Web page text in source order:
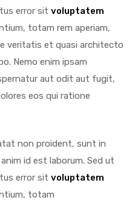
error sit voluptatem
totam rem aperiam,
veritatis et quasi architecto
Nemo enim ipsam
aut odit aut fugit,
eos qui ratione
non proident, sunt in
id est laborum. Sed ut
error sit voluptatem
totam